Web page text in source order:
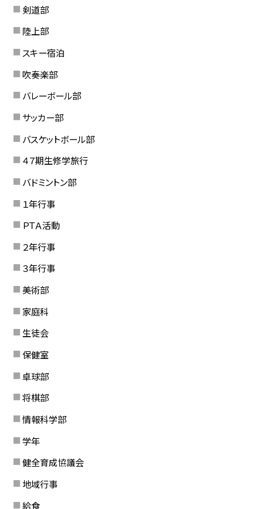
剣道部
陸上部
スキー宿泊
吹奏楽部
バレーボール部
サッカー部
バスケットボール部
４７期生修学旅行
バドミントン部
１年行事
ＰＴＡ活動
２年行事
３年行事
美術部
家庭科
生徒会
保健室
卓球部
将棋部
情報科学部
学年
健全育成協議会
地域行事
給食